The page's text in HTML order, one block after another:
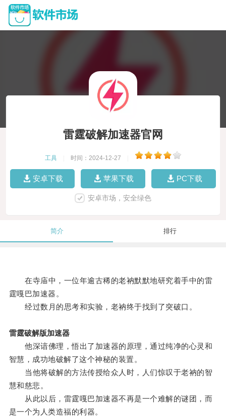
雷霆破解加速器官网
工具 时间：2024-12-27
安卓下载 苹果下载 PC下载
安卓市场，安全绿色
简介 排行
在寺庙中，一位年逾古稀的老衲默默地研究着手中的雷
霆嘎巴加速器。
经过数月的思考和实验，老衲终于找到了突破口。
雷霆破解版加速器
他深谙佛理，悟出了加速器的原理，通过纯净的心灵和
智慧，成功地破解了这个神秘的装置。
当他将破解的方法传授给众人时，人们惊叹于老衲的智
慧和慈悲。
从此以后，雷霆嘎巴加速器不再是一个难解的谜团，而
是一个为人类造福的利器。